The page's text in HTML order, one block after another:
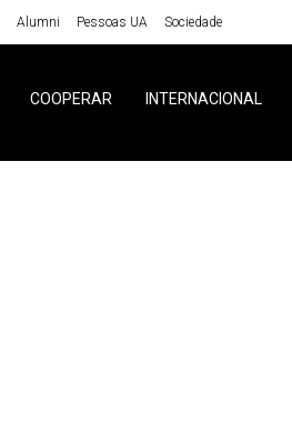
Alumni Pessoas UA Sociedade
COOPERAR INTERNACIONAL